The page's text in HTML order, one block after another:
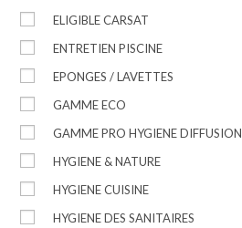
ELIGIBLE CARSAT
ENTRETIEN PISCINE
EPONGES / LAVETTES
GAMME ECO
GAMME PRO HYGIENE DIFFUSION
HYGIENE & NATURE
HYGIENE CUISINE
HYGIENE DES SANITAIRES